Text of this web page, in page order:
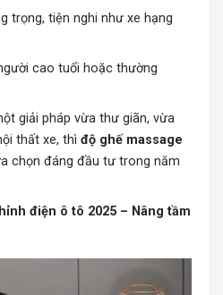
trọng, tiện nghi như xe hạng
cao tuổi hoặc thường
giải pháp vừa thư giãn, vừa
thất xe, thì độ ghế massage
chọn đáng đầu tư trong năm
điện ô tô 2025 – Nâng tầm